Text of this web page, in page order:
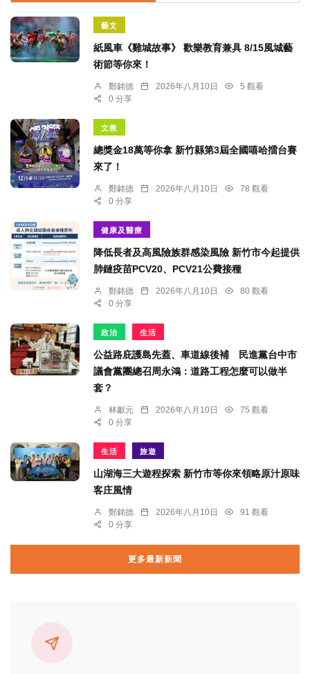
藝文
紙風車《雞城故事》 歡樂教育兼具 8/15風城藝
術節等你來！
鄭銘德 2026年八月10日
5 觀看
0 分享
文教
總獎金18萬等你拿 新竹縣第3屆全國嘻哈擂台賽
來了！
鄭銘德 2026年八月10日
78 觀看
0 分享
健康及醫療
降低長者及高風險族群感染風險 新竹市今起提供
肺鏈疫苗PCV20、PCV21公費接種
鄭銘德 2026年八月10日
80 觀看
0 分享
政治 生活
公益路庇護島先蓋、車道線後補 民進黨台中市
議會黨團總召周永鴻：道路工程怎麼可以做半
套？
林獻元 2026年八月10日
75 觀看
0 分享
生活 旅遊
山湖海三大遊程探索 新竹市等你來領略原汁原味
客庄風情
鄭銘德 2026年八月10日
91 觀看
0 分享
更多最新新聞